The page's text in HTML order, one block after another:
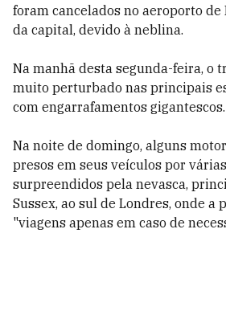
foram cancelados no aeroporto de
da capital, devido à neblina.
Na manhã desta segunda-feira, o
muito perturbado nas principais
com engarrafamentos gigantescos.
Na noite de domingo, alguns
presos em seus veículos por
surpreendidos pela nevasca,
Sussex, ao sul de Londres, onde a
"viagens apenas em caso de